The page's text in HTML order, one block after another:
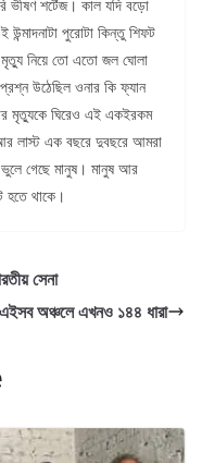
ভীষণ শর্টেজ। কাল যদি বড়ো
উন্মাদনাটা পুরোটা কিন্তু শিফট
মৃত্যু নিয়ে তো এতো জল ঘোলা
উঠেছিল ওনার কি ফ্যান
মৃত্যুকে ঘিরেও এই একইরকম
লাস্ট এক বছরে দুবছরে আমরা
ভুলে গেছে মানুষ। মানুষ আর
হতে থাকে।
সেনা
এইসব অঞ্চলে এখনও ১৪৪ ধারা